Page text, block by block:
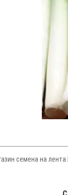
семена на